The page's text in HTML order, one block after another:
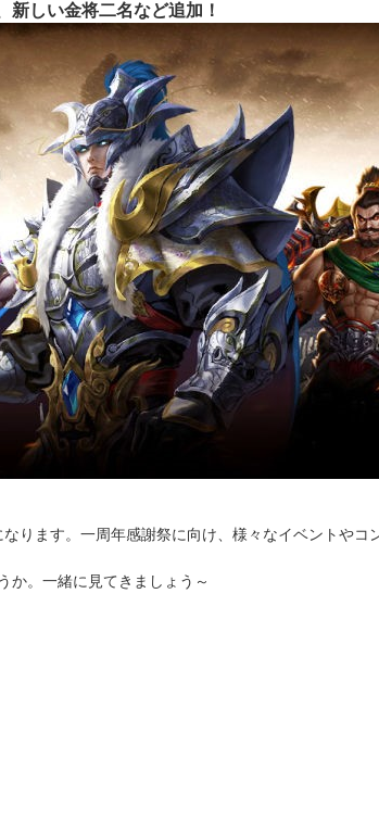
新しい金将二名など追加！
なります。一周年感謝祭に向け、様々なイベントや
か。一緒に見てきましょう～